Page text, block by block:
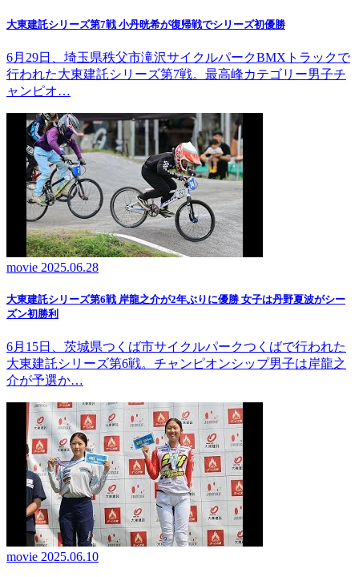
大東建託シリーズ第7戦 ⼩丹晄希が復帰戦でシリーズ初優勝
6月29日、埼玉県秩父市滝沢サイクルパークBMXトラックで
行われた大東建託シリーズ第7戦。最高峰カテゴリー男子チ
ャンピオ…
movie 2025.06.28
大東建託シリーズ第6戦 岸龍之介が2年ぶりに優勝 女子は丹野夏波がシー
ズン初勝利
6月15日、茨城県つくば市サイクルパークつくばで行われた
大東建託シリーズ第6戦。チャンピオンシップ男子は岸龍之
介が予選か…
movie 2025.06.10